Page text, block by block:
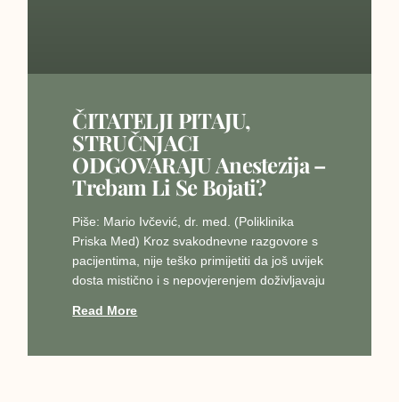
ČITATELJI PITAJU,
STRUČNJACI
ODGOVARAJU Anestezija –
Trebam Li Se Bojati?
Piše: Mario Ivčević, dr. med. (Poliklinika
Priska Med) Kroz svakodnevne razgovore s
pacijentima, nije teško primijetiti da još uvijek
dosta mistično i s nepovjerenjem doživljavaju
Read More